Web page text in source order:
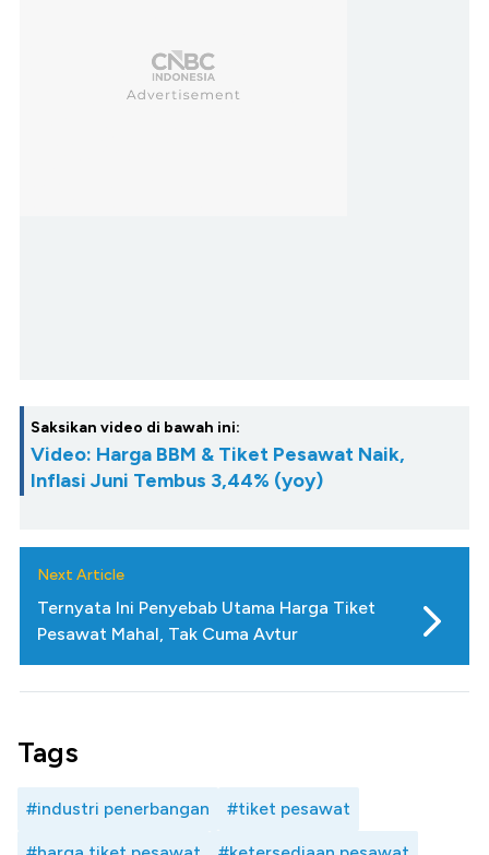
Saksikan video di bawah ini:
Video: Harga BBM & Tiket Pesawat Naik,
Inflasi Juni Tembus 3,44% (yoy)
Next Article
Ternyata Ini Penyebab Utama Harga Tiket
Pesawat Mahal, Tak Cuma Avtur
Tags
#industri penerbangan #tiket pesawat